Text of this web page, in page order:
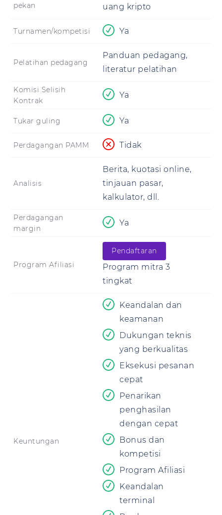
pekan
uang kripto
Turnamen/kompetisi Ya
Pelatihan pedagang
Panduan pedagang,
literatur pelatihan
Komisi Selisih
Kontrak
Ya
Tukar guling Ya
Perdagangan PAMM Tidak
Analisis
Berita, kuotasi online,
tinjauan pasar,
kalkulator, dll.
Perdagangan
margin
Ya
Program Afiliasi
Pendaftaran
Program mitra 3
tingkat
Keuntungan
Keandalan dan
keamanan
Dukungan teknis
yang berkualitas
Eksekusi pesanan
cepat
Penarikan
penghasilan
dengan cepat
Bonus dan
kompetisi
Program Afiliasi
Keandalan
terminal